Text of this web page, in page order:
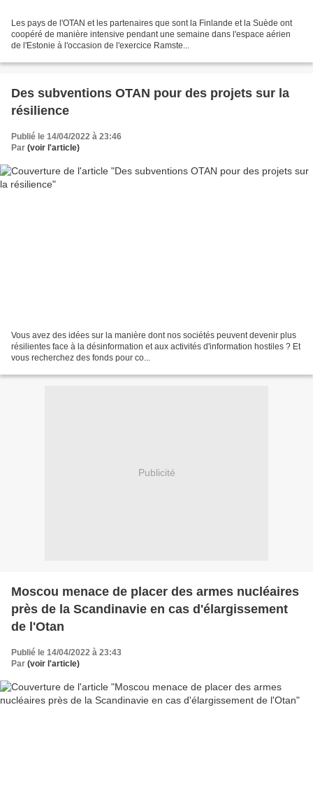
Les pays de l'OTAN et les partenaires que sont la Finlande et la Suède ont
coopéré de manière intensive pendant une semaine dans l'espace aérien
de l'Estonie à l'occasion de l'exercice Ramste...
Des subventions OTAN pour des projets sur la
résilience
Publié le 14/04/2022 à 23:46
Par (voir l'article)
Vous avez des idées sur la manière dont nos sociétés peuvent devenir plus
résilientes face à la désinformation et aux activités d'information hostiles ? Et
vous recherchez des fonds pour co...
Publicité
Moscou menace de placer des armes nucléaires
près de la Scandinavie en cas d'élargissement
de l'Otan
Publié le 14/04/2022 à 23:43
Par (voir l'article)